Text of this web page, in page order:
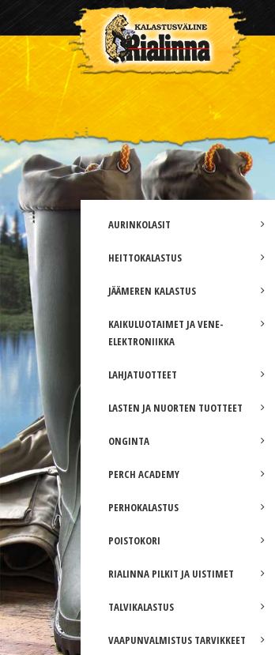
AURINKOLASIT
HEITTOKALASTUS
JÄÄMEREN KALASTUS
KAIKULUOTAIMET JA VENE-
ELEKTRONIIKKA
LAHJATUOTTEET
LASTEN JA NUORTEN TUOTTEET
ONGINTA
PERCH ACADEMY
PERHOKALASTUS
POISTOKORI
RIALINNA PILKIT JA UISTIMET
TALVIKALASTUS
VAAPUNVALMISTUS TARVIKKEET